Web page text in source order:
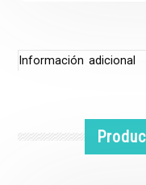
Información adicional